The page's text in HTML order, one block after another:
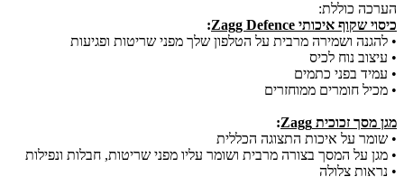
הערכה כוללת:
כיסוי שקוף איכותי Zagg Defence
:
• להגנה ושמירה מרבית על הטלפון שלך מפני שריטות ופגיעות
• עיצוב נוח לכיס
• עמיד בפני כתמים
• מכיל חומרים ממוחזרים
מגן מסך זכוכית Zagg
:
• שומר על איכות התצוגה הכללית
• מגן על המסך בצורה מרבית ושומר עליו מפני שריטות, חבלות ונפילות
• נראות צלולה